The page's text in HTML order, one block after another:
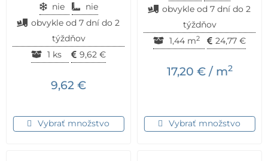
nie
nie
obvykle od 7 dní do 2
týždňov
1 ks
9,62 €
9,62 €
Vybrať množstvo
obvykle od 7 dní do 2
týždňov
1,44 m2 24,77 €
17,20 €/ m2
Vybrať množstvo